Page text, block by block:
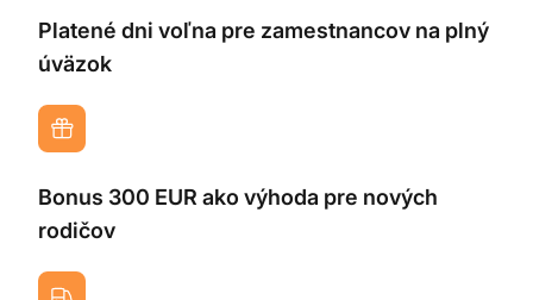
Platené dni voľna pre zamestnancov na plný
úväzok
Bonus 300 EUR ako výhoda pre nových
rodičov